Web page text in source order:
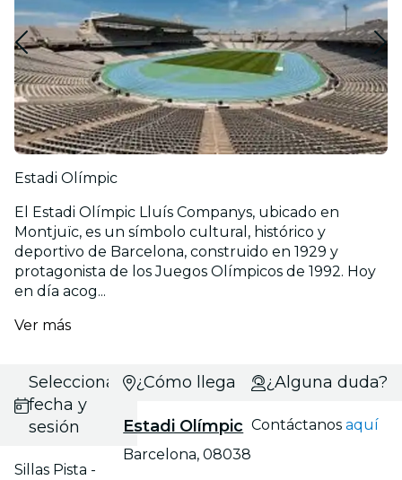
Estadi Olímpic
El Estadi Olímpic Lluís Companys, ubicado en
Montjuïc, es un símbolo cultural, histórico y
deportivo de Barcelona, construido en 1929 y
protagonista de los Juegos Olímpicos de 1992. Hoy
en día acog...
Ver más
Selecciona
fecha y
sesión
Sillas Pista -
¿Cómo llegar?
Estadi Olímpic
Barcelona, 08038
¿Alguna duda?
Contáctanosaquí